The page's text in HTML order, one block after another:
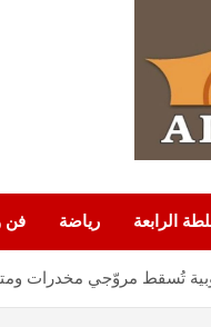
الرابعة رياضة فن
تُسقط مروّجي مخدرات